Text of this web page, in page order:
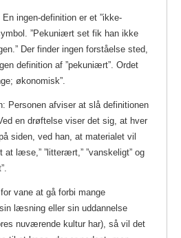
ingen-definition er et ”ikke-
”Pekuniært set fik han ikke
Der finder ingen forståelse sted,
definition af ”pekuniært”. Ordet
økonomisk”.
Personen afviser at slå definitionen
en drøftelse viser det sig, at hver
siden, ved han, at materialet vil
læse,” ”litterært,” ”vanskeligt” og
vane at gå forbi mange
læsning eller sin uddannelse
nuværende kultur har), så vil det